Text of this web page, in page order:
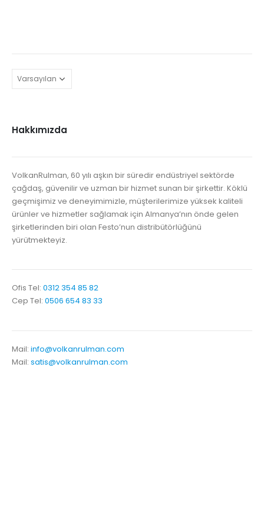
Hakkımızda
VolkanRulman, 60 yılı aşkın bir süredir endüstriyel sektörde
çağdaş, güvenilir ve uzman bir hizmet sunan bir şirkettir. Köklü
geçmişimiz ve deneyimimizle, müşterilerimize yüksek kaliteli
ürünler ve hizmetler sağlamak için Almanya’nın önde gelen
şirketlerinden biri olan Festo’nun distribütörlüğünü
yürütmekteyiz.
Ofis Tel: 0312 354 85 82
Cep Tel: 0506 654 83 33
Mail: info@volkanrulman.com
Mail: satis@volkanrulman.com